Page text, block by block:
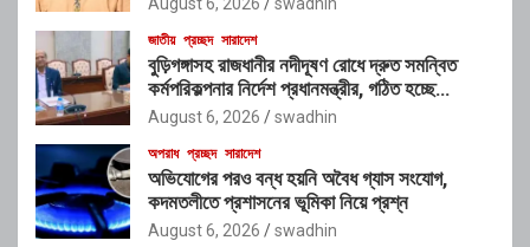
জাতীয় প্রচ্ছদ সারাদেশ
বুড়িগঙ্গাসহ রাজধানীর নদীদূষণ রোধে দ্রুত সমন্বিত
কর্মপরিকল্পনার নির্দেশ প্রধানমন্ত্রীর, গঠিত হচ্ছে
আন্তঃসংস্থা সমন্বয় কমিটি
August 6, 2026 swadhin
অপরাধ প্রচ্ছদ সারাদেশ
অভিযোগের পরও বন্ধ হয়নি অবৈধ গ্যাস সংযোগ,
কদমতলীতে প্রশাসনের ভূমিকা নিয়ে প্রশ্ন
August 6, 2026 swadhin